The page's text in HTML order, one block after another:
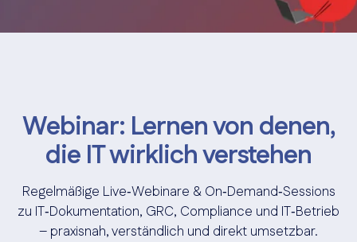
Webinar: Lernen von denen,
die IT wirklich verstehen
Regelmäßige Live‑Webinare & On‑Demand‑Sessions
zu IT‑Dokumentation, GRC, Compliance und IT‑Betrieb
– praxisnah, verständlich und direkt umsetzbar.